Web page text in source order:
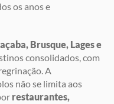
os anos e
Brusque, Lages e
consolidados, com
A
não se limita aos
restaurantes,